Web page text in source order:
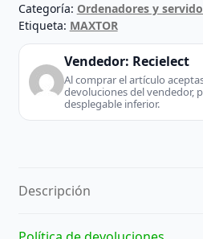
Categoría: Ordenadores y
Etiqueta: MAXTOR
Vendedor: Recielect
Al comprar el artículo
devoluciones del vendedor,
desplegable inferior.
Descripción